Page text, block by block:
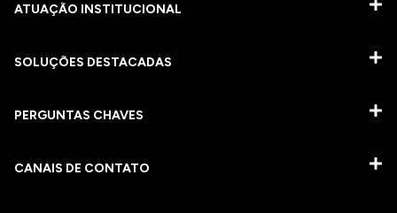
ATUAÇÃO INSTITUCIONAL
SOLUÇÕES DESTACADAS
PERGUNTAS CHAVES​
CANAIS DE CONTATO